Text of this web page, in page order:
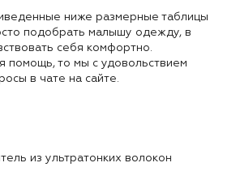
ниже размерные таблицы
подобрать малышу одежду, в
себя комфортно.
помощь, то мы с удовольствием
в чате на сайте.
из ультратонких волокон